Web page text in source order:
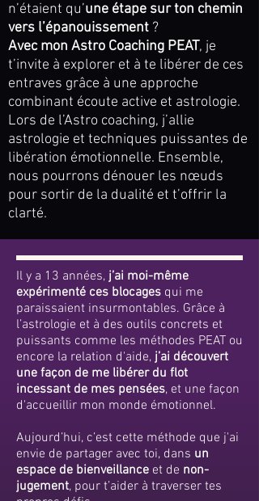
n’étaient qu’une étape sur ton chemin
vers l’épanouissement ?
Avec mon Astro Coaching PEAT, je
t’invite à explorer et à te libérer de ces
entraves grâce à une approche
combinant écoute active et astrologie.
Lors de l’Astro coaching, j’allie
astrologie et techniques puissantes de
libération émotionnelle. Ensemble,
nous pourrons dénouer les nœuds
pour sortir de la dualité et t’offrir la
clarté.
Il y a 13 années, j’ai moi-même
expérimenté ces blocages qui me
paraissaient insurmontables. Grâce à
l’astrologie et à des outils concrets et
puissants comme les méthodes PEAT ou
encore la relation d'aide, j’ai découvert
une façon de me libérer du flot
incessant de mes pensées, et une façon
d'accueillir mon monde émotionnel.
Aujourd’hui, c’est cette méthode que j'ai
envie de partager avec toi, dans un
espace de bienveillance et de non-
jugement, pour t’aider à traverser tes